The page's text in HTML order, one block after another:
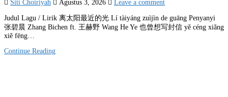
Siti Choiriyah Agustus 3, 2026 Leave a comment
Judul Lagu / Lirik 离太阳最近的光 Lí tàiyáng zuìjìn de guāng Penyanyi
张碧晨 Zhang Bichen ft. 王赫野 Wang He Ye 也曾想写封信 yě céng xiǎng
xiě fēng…
Continue Reading